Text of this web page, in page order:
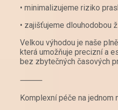
• minimalizujeme riziko
• zajišťujeme dlouhodobou
Velkou výhodou je naše
která umožňuje precizní a
bez zbytečných časových
⸻
Komplexní péče na jednom